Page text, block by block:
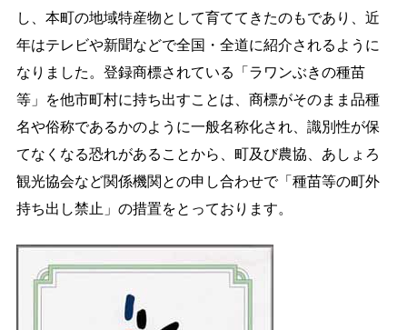
し、本町の地域特産物として育ててきたのもであり、近
年はテレビや新聞などで全国・全道に紹介されるように
なりました。登録商標されている「ラワンぶきの種苗
等」を他市町村に持ち出すことは、商標がそのまま品種
名や俗称であるかのように一般名称化され、識別性が保
てなくなる恐れがあることから、町及び農協、あしょろ
観光協会など関係機関との申し合わせで「種苗等の町外
持ち出し禁止」の措置をとっております。